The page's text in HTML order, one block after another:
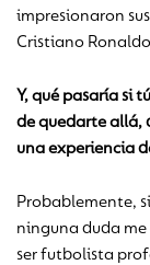
impresionaron
Cristiano
Y, qué pasaría si
de quedarte allá,
una experiencia
Probablemente,
ninguna duda
ser futbolista